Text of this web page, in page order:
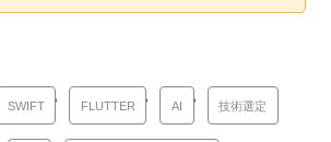
SWIFT FLUTTER AI 技術選定